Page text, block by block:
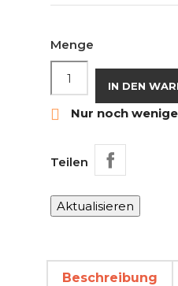
Menge
IN DEN
 Nur noch
Teilen
Beschreibung